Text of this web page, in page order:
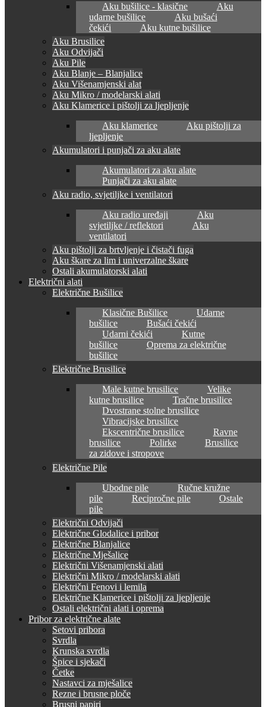
Aku bušilice - klasične
Aku
udarne bušilice
Aku bušaći
čekići
Aku kutne bušilice
Aku Brusilice
Aku Odvijači
Aku Pile
Aku Blanje – Blanjalice
Aku Višenamjenski alat
Aku Mikro / modelarski alati
Aku Klamerice i pištolji za ljepljenje
Aku klamerice
Aku pištolji za
ljepljenje
Akumulatori i punjači za aku alate
Akumulatori za aku alate
Punjači za aku alate
Aku radio, svjetiljke i ventilatori
Aku radio uređaji
Aku
svjetiljke / reflektori
Aku
ventilatori
Aku pištolji za brtvljenje i čistači fuga
Aku škare za lim i univerzalne škare
Ostali akumulatorski alati
Električni alati
Električne Bušilice
Klasične Bušilice
Udarne
bušilice
Bušaći čekići
Udarni čekići
Kutne
bušilice
Oprema za električne
bušilice
Električne Brusilice
Male kutne brusilice
Velike
kutne brusilice
Tračne brusilice
Dvostrane stolne brusilice
Vibracijske brusilice
Ekscentrične brusilice
Ravne
brusilice
Polirke
Brusilice
za zidove i stropove
Električne Pile
Ubodne pile
Ručne kružne
pile
Recipročne pile
Ostale
pile
Električni Odvijači
Električne Glodalice i pribor
Električne Blanjalice
Električne Mješalice
Električni Višenamjenski alati
Električni Mikro / modelarski alati
Električni Fenovi i lemila
Električne Klamerice i pištolji za ljepljenje
Ostali električni alati i oprema
Pribor za električne alate
Setovi pribora
Svrdla
Krunska svrdla
Špice i sjekači
Četke
Nastavci za mješalice
Rezne i brusne ploče
Brusni papiri